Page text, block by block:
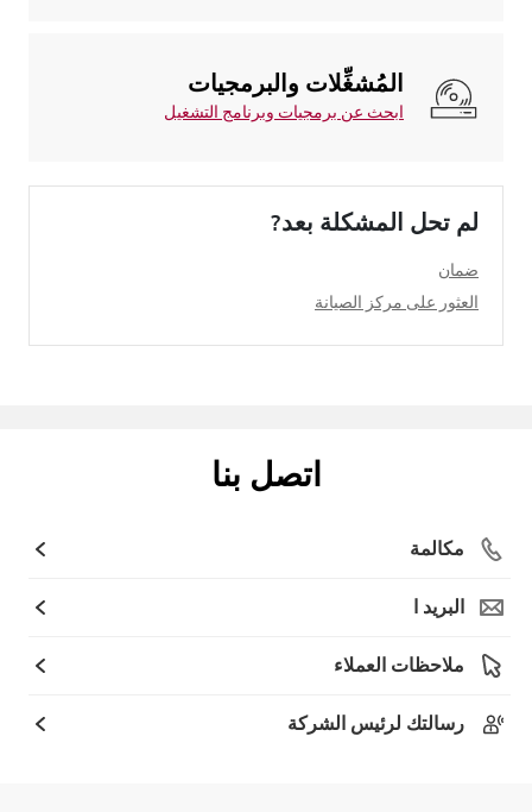
المُشغِّلات والبرمجيات
ابحث عن برمجيات وبرنامج التشغيل
لم تحل المشكلة بعد?
ضمان
العثور على مركز الصيانة
اتصل بنا
مكالمة
البريد ا
ملاحظات العملاء
رسالتك لرئيس الشركة